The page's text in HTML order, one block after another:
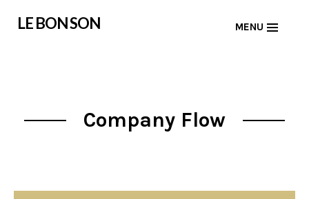
LE BON SON MENU
Company Flow